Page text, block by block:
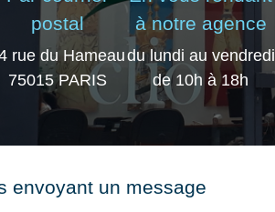
postal
rue du Hameau
75015 PARIS
à notre agence
du lundi au vendredi
de 10h à 18h
envoyant un message